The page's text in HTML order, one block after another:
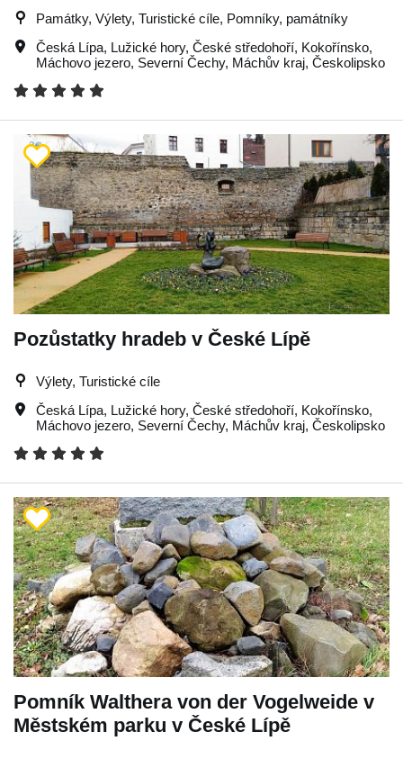
Památky, Výlety, Turistické cíle, Pomníky, památníky
Česká Lípa, Lužické hory, České středohoří, Kokořínsko,
Máchovo jezero, Severní Čechy, Máchův kraj, Českolipsko
Pozůstatky hradeb v České Lípě
Výlety, Turistické cíle
Česká Lípa, Lužické hory, České středohoří, Kokořínsko,
Máchovo jezero, Severní Čechy, Máchův kraj, Českolipsko
Pomník Walthera von der Vogelweide v
Městském parku v České Lípě